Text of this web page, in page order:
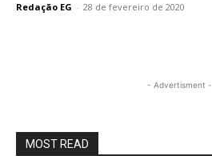
Redação EG - 28 de fevereiro de 2020
- Advertisment -
MOST READ